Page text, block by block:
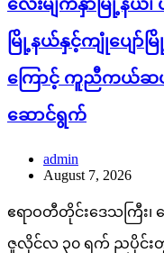
မြို့နယ်နှင့်ကျုံပျော်
ကြောင့် ကူညီကယ်ဆ
ဆောင်ရွက်
admin
August 7, 2026
ဧရာဝတီတိုင်းဒေသကြီး၊
ဇူလိုင်လ ၃၀ ရက် ညပိုင်းတွ